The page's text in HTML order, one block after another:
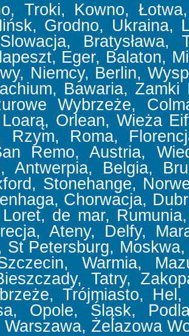
Troki, Kowno,
Grodno, Ukraina,
Bratysława,
Eger, Balaton,
Niemcy, Berlin,
Bawaria,
Wybrzeże,
Orlean, Wieża
Rzym, Roma,
Remo, Austria,
Antwerpia, Belgia,
Stonehange,
Chorwacja,
de mar,
Ateny, Delfy,
St Petersburg,
Warmia,
Tatry,
Trójmiasto,
Opole, Śląsk,
Warszawa, Żelazowa